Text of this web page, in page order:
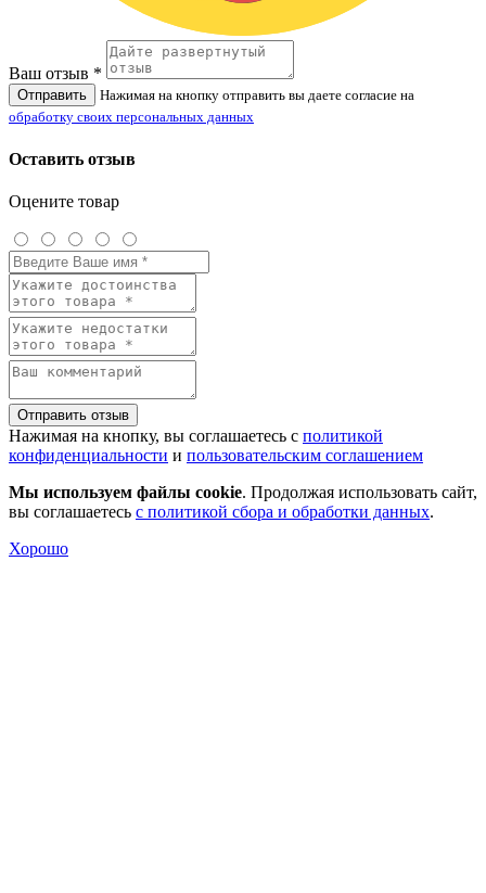
Ваш отзыв *
Отправить
Нажимая на кнопку отправить вы даете согласие на
обработку своих персональных данных
Оставить отзыв
Оцените товар
Отправить отзыв
Нажимая на кнопку, вы соглашаетесь с политикой
конфиденциальности и пользовательским соглашением
Мы используем файлы cookie. Продолжая использовать сайт,
вы соглашаетесь с политикой сбора и обработки данных.
Хорошо